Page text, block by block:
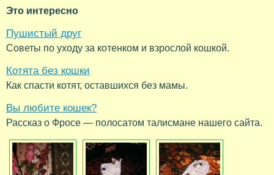
Это интересно
Пушистый друг
Советы по уходу за котенком и взрослой кошкой.
Котята без кошки
Как спасти котят, оставшихся без мамы.
Вы любите кошек?
Рассказ о Фросе — полосатом талисмане нашего сайта.